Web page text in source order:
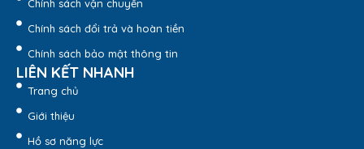
Chính sách vận chuyển
Chính sách đổi trả và hoàn tiền
Chính sách bảo mật thông tin
LIÊN KẾT NHANH
Trang chủ
Giới thiệu
Hồ sơ năng lực